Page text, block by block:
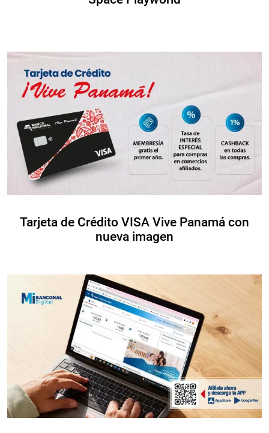
Tarjeta de Crédito VISA Vive Panamá con
nueva imagen